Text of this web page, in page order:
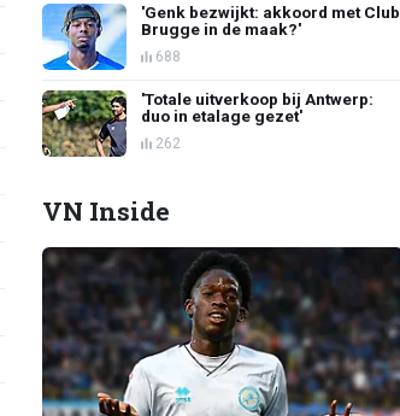
'Genk bezwijkt: akkoord met Club
Brugge in de maak?'
688
'Totale uitverkoop bij Antwerp:
duo in etalage gezet'
262
VN Inside